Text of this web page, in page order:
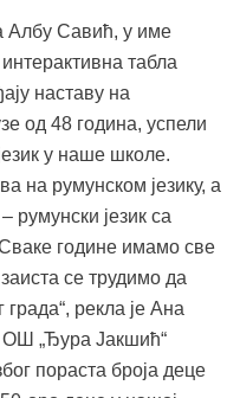
Албу Савић, у име
табла
наставу на
од 48 година, успели
у наше школе.
на румунском језику, а
румунски језик са
године имамо све
се трудимо да
рекла је Ана
ОШ „Ђура Јакшић“
пораста броја деце